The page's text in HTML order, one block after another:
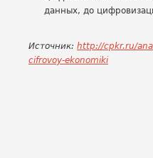
данных, до
Источник: http://cpkr.ru/
cifrovoy-ekonomiki